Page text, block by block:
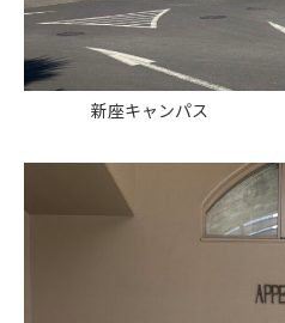
新座キャンパス